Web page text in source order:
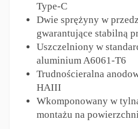
Type-C
Dwie sprężyny w
gwarantujące stabilną
Uszczelniony w
aluminium A6061-T6
Trudnościeralna
HAIII
Wkomponowany w
montażu na